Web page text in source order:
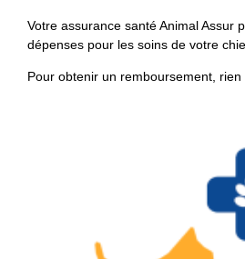
Votre assurance santé Animal Assur
dépenses pour les soins de votre
Pour obtenir un remboursement, rien